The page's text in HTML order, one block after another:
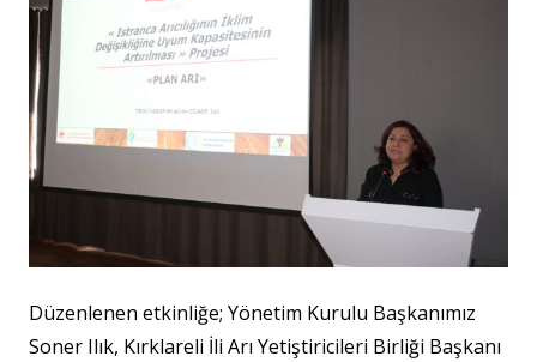
Düzenlenen etkinliğe; Yönetim Kurulu Başkanımız
Soner Ilık, Kırklareli İli Arı Yetiştiricileri Birliği Başkanı